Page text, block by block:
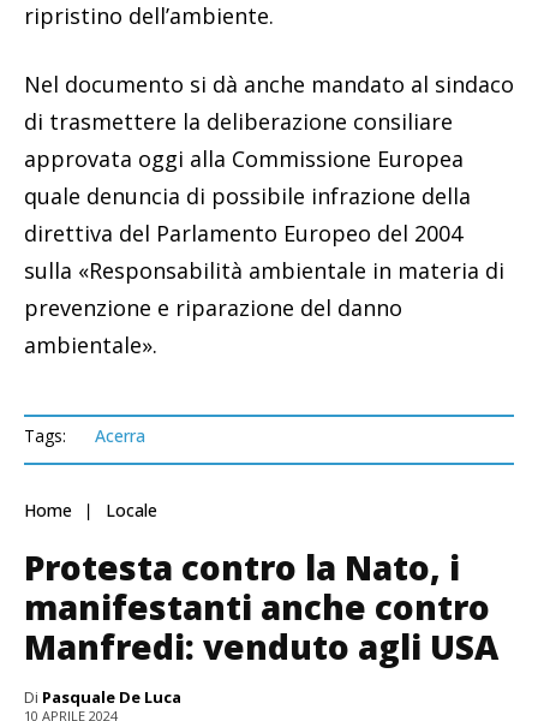
ripristino dell’ambiente.
Nel documento si dà anche mandato al sindaco
di trasmettere la deliberazione consiliare
approvata oggi alla Commissione Europea
quale denuncia di possibile infrazione della
direttiva del Parlamento Europeo del 2004
sulla «Responsabilità ambientale in materia di
prevenzione e riparazione del danno
ambientale».
Tags: Acerra
Home Locale
Protesta contro la Nato, i
manifestanti anche contro
Manfredi: venduto agli USA
Di Pasquale De Luca
10 APRILE 2024